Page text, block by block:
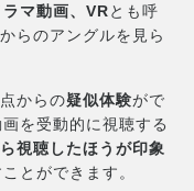
マ動画、VRとも呼
らのアングルを見ら
からの疑似体験がで
を受動的に視聴する
視聴したほうが印象
とができます。